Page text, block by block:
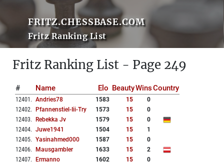
FRITZ.CHESSBASE.COM
Fritz Ranking List
Fritz Ranking List - Page 249
# Name Elo BeautyWinsCountry
12401 . Andries78 1583 15
0
12402. Pfannenstiel-Iii-Try 1573 15
0
12403. Rebekka Jv 1579 15
0
12404. Juwe1941 1504 15
1
12405. Yasinahmed000 1587 15
0
12406. Mausgambler 1633 15
2
12407. Ermanno 1602 15
0